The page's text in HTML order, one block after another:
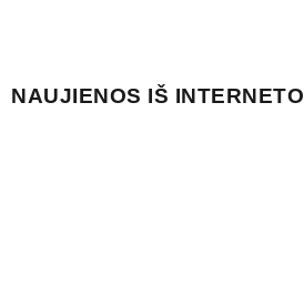
NAUJIENOS IŠ INTERNETO